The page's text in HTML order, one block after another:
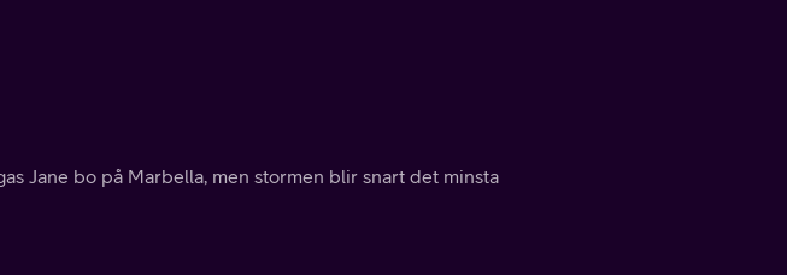
Jane bo på Marbella, men stormen blir snart det minsta